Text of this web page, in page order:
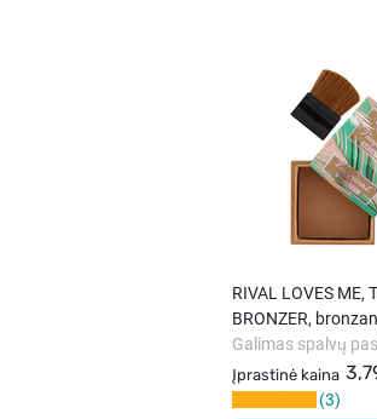
RIVAL LOVES ME,
BRONZER,
Įprastinė kaina
Galimas spalvų
3